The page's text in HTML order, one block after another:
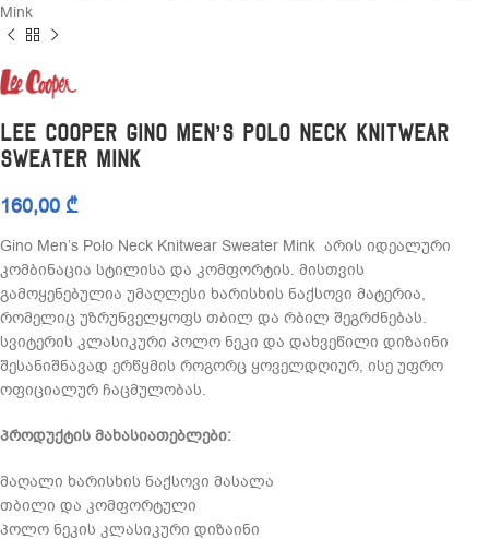
Mink
Lee Cooper Gino Men’s Polo Neck Knitwear
Sweater Mink
160,00 ₾
Gino Men’s Polo Neck Knitwear Sweater Mink არის იდეალური
კომბინაცია სტილისა და კომფორტის. მისთვის
გამოყენებულია უმაღლესი ხარისხის ნაქსოვი მატერია,
რომელიც უზრუნველყოფს თბილ და რბილ შეგრძნებას.
სვიტერის კლასიკური პოლო ნეკი და დახვეწილი დიზაინი
შესანიშნავად ერწყმის როგორც ყოველდღიურ, ისე უფრო
ოფიციალურ ჩაცმულობას.
პროდუქტის მახასიათებლები:
მაღალი ხარისხის ნაქსოვი მასალა
თბილი და კომფორტული
პოლო ნეკის კლასიკური დიზაინი